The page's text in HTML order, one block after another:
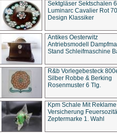
Sektgläser Sektschalen
Luminarc Cavalier Rot
Design Klassiker
Antikes Oesterwitz
Antriebsmodell
Stand Schleifmaschine
R&b Vorlegebesteck
Silber Robbe & Berking
Rosenmuster 6 Tlg.
Kpm Schale Mit Reklame
Versicherung
Zeptermarke 1. Wahl